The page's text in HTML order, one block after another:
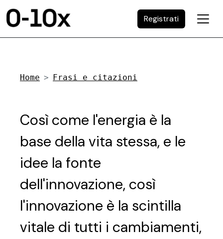
Registrati
Home Frasi e citazioni
Così come l'energia è la
base della vita stessa, e le
idee la fonte
dell'innovazione, così
l'innovazione è la scintilla
vitale di tutti i cambiamenti,